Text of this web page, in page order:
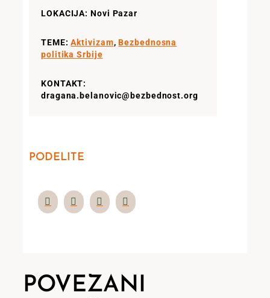
LOKACIJA: Novi Pazar
TEME:Aktivizam,Bezbednosna
politika Srbije
KONTAKT:
dragana.belanovic@bezbednost.org
PODELITE
POVEZANI